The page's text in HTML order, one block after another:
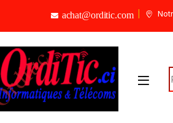
achat@orditic.com